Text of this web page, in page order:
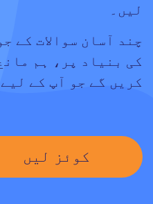
لیں۔
چند آسان سوالات کے
کی بنیاد پر، ہم
کریں گے جو آپ کے
کوئز لیں